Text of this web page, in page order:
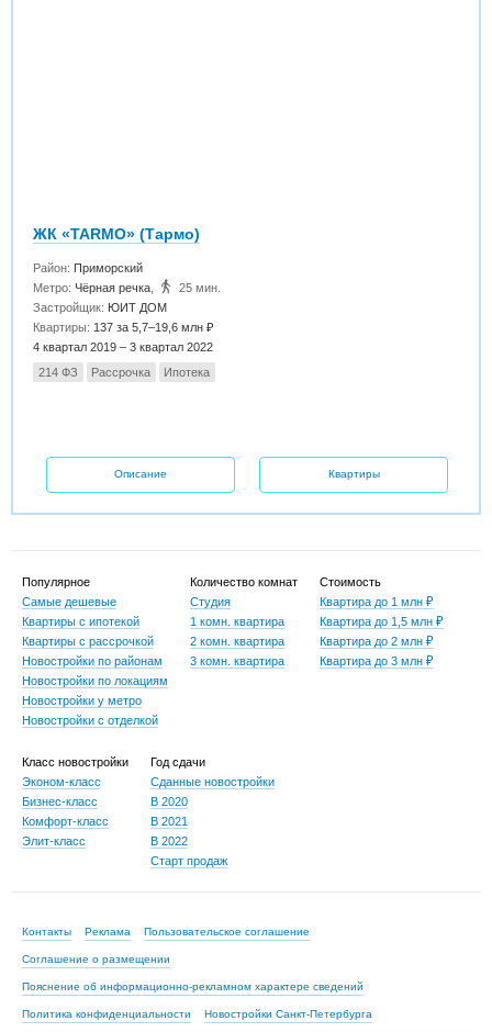
ЖК «TARMO» (Тармо)
Район: Приморский
Метро: Чёрная речка
25 мин.
Застройщик: ЮИТ ДОМ
Квартиры: 137 за 5,7–19,6 млн ₽
4 квартал 2019 – 3 квартал 2022
214 ФЗ
Рассрочка Ипотека
Описание Квартиры
Популярное
Самые дешевые
Квартиры с ипотекой
Квартиры с рассрочкой
Новостройки по районам
Новостройки по локациям
Новостройки у метро
Новостройки с отделкой
Количество комнат
Студия
1 комн. квартира
2 комн. квартира
3 комн. квартира
Стоимость
Квартира до 1 млн ₽
Квартира до 1,5 млн ₽
Квартира до 2 млн ₽
Квартира до 3 млн ₽
Класс новостройки
Эконом-класс
Бизнес-класс
Комфорт-класс
Элит-класс
Год сдачи
Сданные новостройки
В 2020
В 2021
В 2022
Старт продаж
Контакты Реклама Пользовательское соглашение
Соглашение о размещении
Пояснение об информационно-рекламном характере сведений
Политика конфиденциальности Новостройки Санкт-Петербурга